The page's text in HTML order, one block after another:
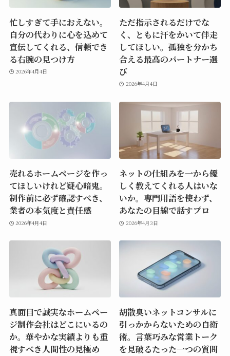
忙しすぎて手におえない。
自分の代わりに心を込めて
宣伝してくれる、信頼でき
る右腕の見つけ方
2026年4月4日
ただ指示されるだけでな
く、ともに汗をかいて伴走
してほしい。孤独を分かち
合える最高のパートナー選
び
2026年4月4日
売れるホームページを作っ
てほしいけれど疑心暗鬼。
制作前に必ず確認すべき、
業者の本気度と責任感
2026年4月4日
ネットの仕組みを一から優
しく教えてくれる人はいな
いか。専門用語を使わず、
あなたの目線で話すプロ
2026年4月3日
真面目で誠実なホームペー
ジ制作会社はどこにいるの
か。華やかな実績よりも重
視すべき人間性の見極め
胡散臭いネットコンサルに
引っかからないための自衛
術。言葉巧みな営業トーク
を見破るたった一つの質問